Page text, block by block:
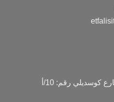
كوسديلي رقم: 10/أ